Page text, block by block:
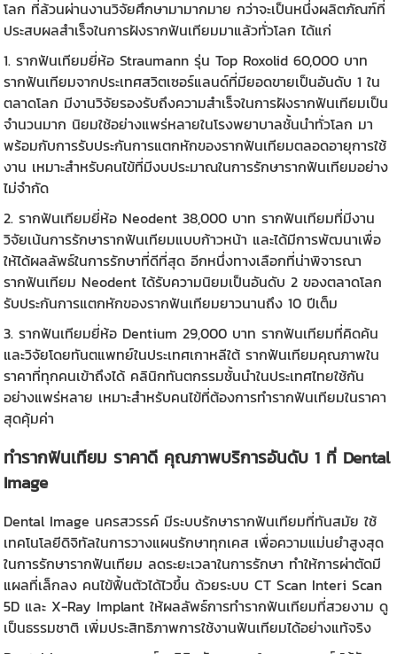
โลก ที่ล้วนผ่านงานวิจัยศึกษามามากมาย กว่าจะเป็นหนึ่งผลิตภัณฑ์ที่
ประสบผลสำเร็จในการฝังรากฟันเทียมมาแล้วทั่วโลก ได้แก่
1. รากฟันเทียมยี่ห้อ Straumann รุ่น Top Roxolid 60,000 บาท
รากฟันเทียมจากประเทศสวิตเซอร์แลนด์ที่มียอดขายเป็นอันดับ 1 ใน
ตลาดโลก มีงานวิจัยรองรับถึงความสำเร็จในการฝังรากฟันเทียมเป็น
จำนวนมาก นิยมใช้อย่างแพร่หลายในโรงพยาบาลชั้นนำทั่วโลก มา
พร้อมกับการรับประกันการแตกหักของรากฟันเทียมตลอดอายุการใช้
งาน เหมาะสำหรับคนไข้ที่มีงบประมาณในการรักษารากฟันเทียมอย่าง
ไม่จำกัด
2. รากฟันเทียมยี่ห้อ Neodent 38,000 บาท รากฟันเทียมที่มีงาน
วิจัยเน้นการรักษารากฟันเทียมแบบก้าวหน้า และได้มีการพัฒนาเพื่อ
ให้ได้ผลลัพธ์ในการรักษาที่ดีที่สุด อีกหนึ่งทางเลือกที่น่าพิจารณา
รากฟันเทียม Neodent ได้รับความนิยมเป็นอันดับ 2 ของตลาดโลก
รับประกันการแตกหักของรากฟันเทียมยาวนานถึง 10 ปีเต็ม
3. รากฟันเทียมยี่ห้อ Dentium 29,000 บาท รากฟันเทียมที่คิดค้น
และวิจัยโดยทันตแพทย์ในประเทศเกาหลีใต้ รากฟันเทียมคุณภาพใน
ราคาที่ทุกคนเข้าถึงได้ คลินิกทันตกรรมชั้นนำในประเทศไทยใช้กัน
อย่างแพร่หลาย เหมาะสำหรับคนไข้ที่ต้องการทำรากฟันเทียมในราคา
สุดคุ้มค่า
ทำรากฟันเทียม ราคาดี คุณภาพบริการอันดับ 1 ที่ Dental
Image
Dental Image นครสวรรค์ มีระบบรักษารากฟันเทียมที่ทันสมัย ใช้
เทคโนโลยีดิจิทัลในการวางแผนรักษาทุกเคส เพื่อความแม่นยำสูงสุด
ในการรักษารากฟันเทียม ลดระยะเวลาในการรักษา ทำให้การผ่าตัดมี
แผลที่เล็กลง คนไข้ฟื้นตัวได้ไวขึ้น ด้วยระบบ CT Scan Interi Scan
5D และ X-Ray Implant ให้ผลลัพธ์การทำรากฟันเทียมที่สวยงาม ดู
เป็นธรรมชาติ เพิ่มประสิทธิภาพการใช้งานฟันเทียมได้อย่างแท้จริง